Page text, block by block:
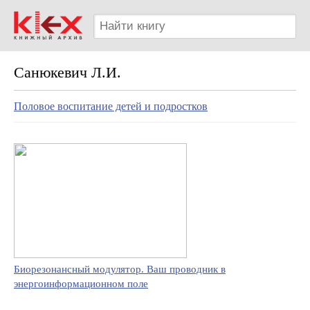
Санюкевич Л.И.
Половое воспитание детей и подростков
Биорезонансный модулятор. Ваш проводник в
энергоинформационном поле